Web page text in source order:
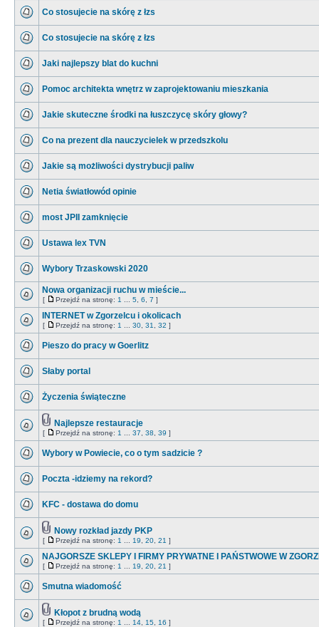
Co stosujecie na skórę z łzs
Co stosujecie na skórę z łzs
Jaki najlepszy blat do kuchni
Pomoc architekta wnętrz w zaprojektowaniu mieszkania
Jakie skuteczne środki na łuszczycę skóry głowy?
Co na prezent dla nauczycielek w przedszkolu
Jakie są możliwości dystrybucji paliw
Netia światłowód opinie
most JPII zamknięcie
Ustawa lex TVN
Wybory Trzaskowski 2020
Nowa organizacji ruchu w mieście...
[ Przejdź na stronę: 1 5 6 7 ]
INTERNET w Zgorzelcu i okolicach
[ Przejdź na stronę: 1 30 31 32 ]
Pieszo do pracy w Goerlitz
Słaby portal
Życzenia świąteczne
Najlepsze restauracje
[ Przejdź na stronę: 1 37 38 39 ]
Wybory w Powiecie, co o tym sadzicie ?
Poczta -idziemy na rekord?
KFC - dostawa do domu
Nowy rozkład jazdy PKP
[ Przejdź na stronę: 1 19 20 21 ]
NAJGORSZE SKLEPY I FIRMY PRYWATNE I PAŃSTWOWE W
[ Przejdź na stronę: 1 19 20 21 ]
Smutna wiadomość
Kłopot z brudną wodą
[ Przejdź na stronę: 1 14 15 16 ]